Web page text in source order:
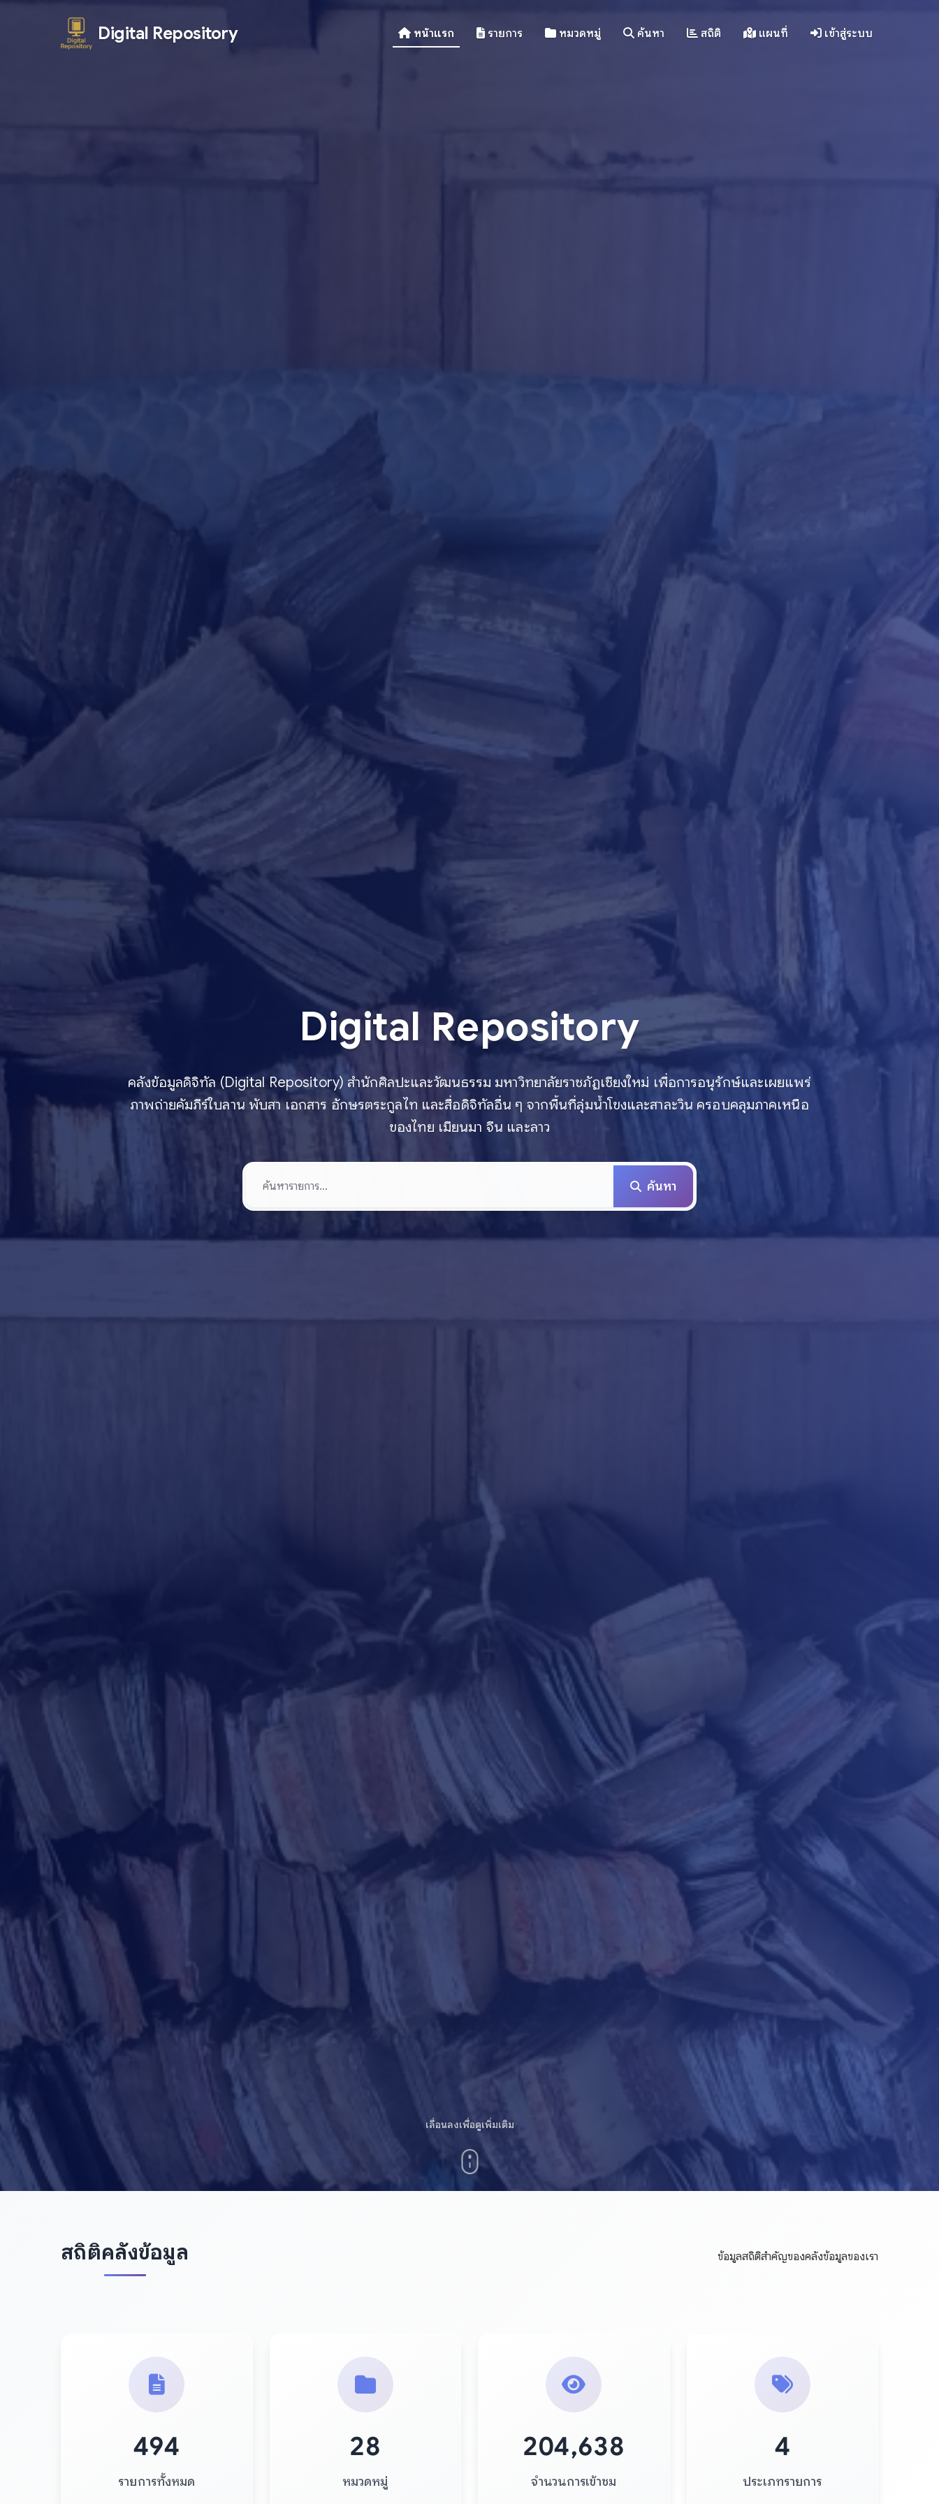
Digital Repository หน้าแรก รายการ หมวดหมู่ ค้นหา สถิติ แผนที่ เข้าสู่ระบบ
Digital Repository
คลังข้อมูลดิจิทัล (Digital Repository) สำนักศิลปะและวัฒนธรรม มหาวิทยาลัยราชภัฏเชียงใหม่ เพื่อการอนุรักษ์และเผยแพร่
ภาพถ่ายคัมภีร์ใบลาน พับสา เอกสาร อักษรตระกูลไท และสื่อดิจิทัลอื่น ๆ จากพื้นที่ลุ่มน้ำโขงและสาละวิน ครอบคลุมภาคเหนือ
ของไทย เมียนมา จีน และลาว
ค้นหา
เลื่อนลงเพื่อดูเพิ่มเติม
สถิติคลังข้อมูล ข้อมูลสถิติสำคัญของคลังข้อมูลของเรา
494
รายการทั้งหมด
28
หมวดหมู่
204,638
จำนวนการเข้าชม
4
ประเภทรายการ